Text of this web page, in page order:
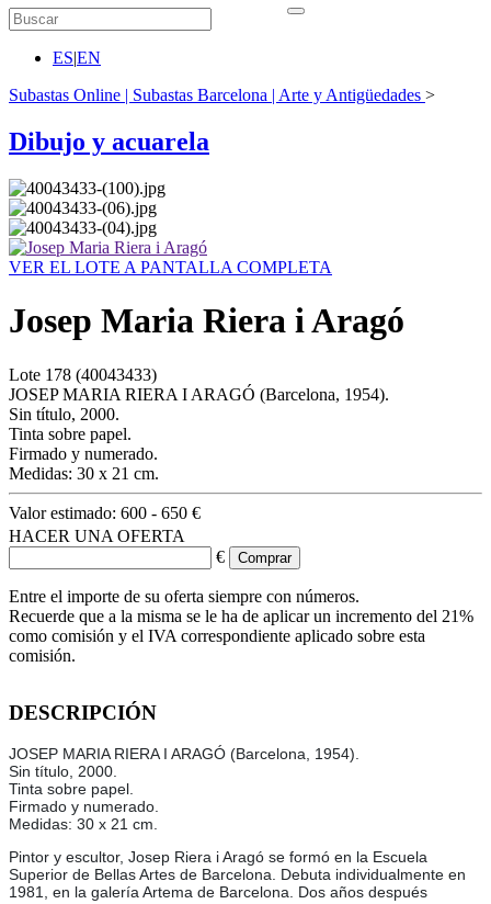
ES|EN
Subastas Online | Subastas Barcelona | Arte y Antigüedades >
Dibujo y acuarela
VER EL LOTE A PANTALLA COMPLETA
Josep Maria Riera i Aragó
Lote 178 (40043433)
JOSEP MARIA RIERA I ARAGÓ (Barcelona, 1954).
Sin título, 2000.
Tinta sobre papel.
Firmado y numerado.
Medidas: 30 x 21 cm.
Valor estimado: 600 - 650 €
HACER UNA OFERTA
€
Entre el importe de su oferta siempre con números.
Recuerde que a la misma se le ha de aplicar un incremento del 21%
como comisión y el IVA correspondiente aplicado sobre esta
comisión.
DESCRIPCIÓN
JOSEP MARIA RIERA I ARAGÓ (Barcelona, 1954).
Sin título, 2000.
Tinta sobre papel.
Firmado y numerado.
Medidas: 30 x 21 cm.
Pintor y escultor, Josep Riera i Aragó se formó en la Escuela
Superior de Bellas Artes de Barcelona. Debuta individualmente en
1981, en la galería Artema de Barcelona. Dos años después